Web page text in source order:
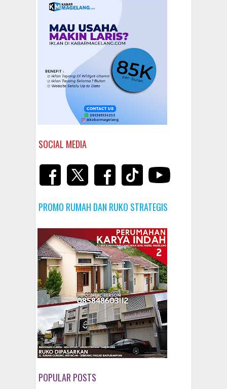
SOCIAL MEDIA
PROMO RUMAH DAN RUKO STRATEGIS
POPULAR POSTS